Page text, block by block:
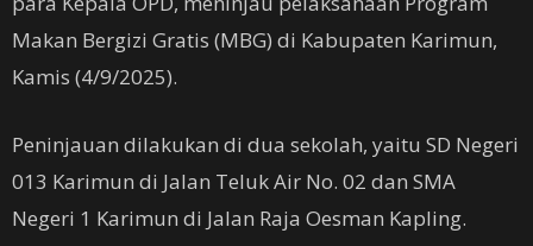
Makan Bergizi Gratis (MBG) di Kabupaten Karimun,
Kamis (4/9/2025).
Peninjauan dilakukan di dua sekolah, yaitu SD Negeri
013 Karimun di Jalan Teluk Air No. 02 dan SMA
Negeri 1 Karimun di Jalan Raja Oesman Kapling.